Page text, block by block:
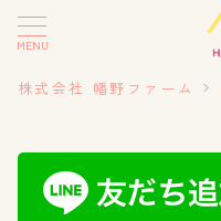
MENU
株式会社 幡野ファーム